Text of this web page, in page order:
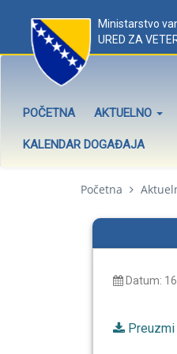
Ministarstvo
URED ZA
POČETNA AKTUELNO
KALENDAR DOGAĐAJA
Početna
Datum: